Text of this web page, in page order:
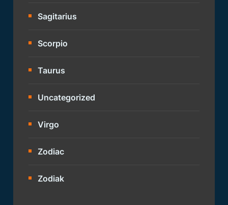
Sagitarius
Scorpio
Taurus
Uncategorized
Virgo
Zodiac
Zodiak